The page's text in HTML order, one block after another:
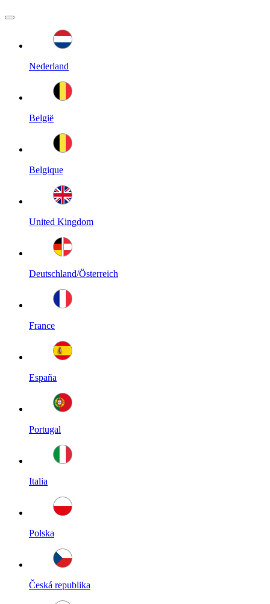
Nederland
België
Belgique
United Kingdom
Deutschland/Österreich
France
España
Portugal
Italia
Polska
Česká republika